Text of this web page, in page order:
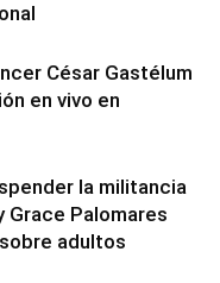
César Gastélum
en vivo en
la militancia
Grace Palomares
adultos